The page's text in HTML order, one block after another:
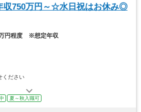
収750万円～☆水日祝はお休み◎
万円程度 ※想定年収
ください
夏～秋入職可